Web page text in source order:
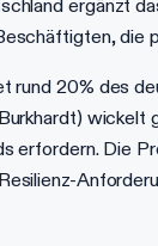
ergänzt
die
rund 20% des
erfordern. Die